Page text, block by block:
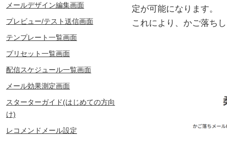
定が可能になります。
これにより、かご落ち
メールデザイン編集画面
プレビュー/テスト送信画面
テンプレート一覧画面
プリセット一覧画面
配信スケジュール一覧画面
メール効果測定画面
スターターガイド(はじめての方向
け)
レコメンドメール設定